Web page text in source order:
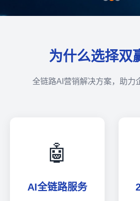
为什么选择双
全链路AI营销解决方案，助力
🤖
AI全链路服务